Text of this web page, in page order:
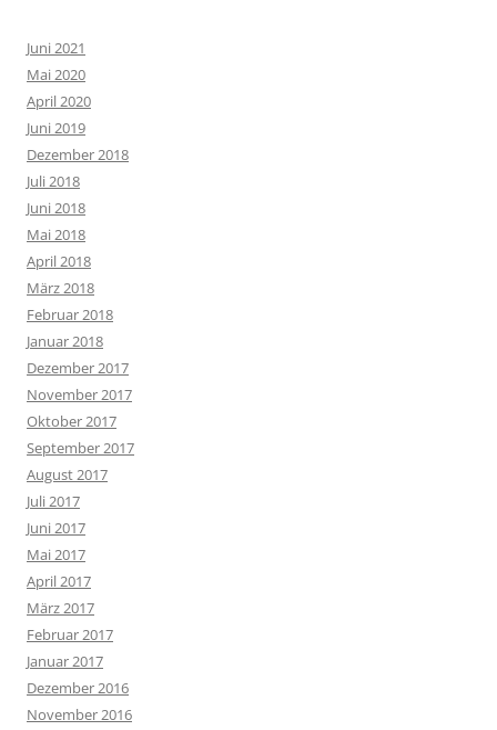
Juni 2021
Mai 2020
April 2020
Juni 2019
Dezember 2018
Juli 2018
Juni 2018
Mai 2018
April 2018
März 2018
Februar 2018
Januar 2018
Dezember 2017
November 2017
Oktober 2017
September 2017
August 2017
Juli 2017
Juni 2017
Mai 2017
April 2017
März 2017
Februar 2017
Januar 2017
Dezember 2016
November 2016